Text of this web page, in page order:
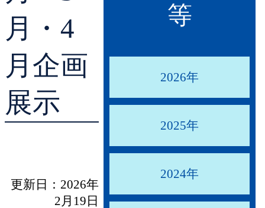
月・4
月企画
展示
更新日：2026年
2月19日
等
2026年
2025年
2024年